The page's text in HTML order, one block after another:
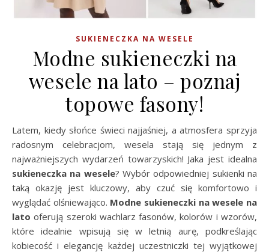
SUKIENECZKA NA WESELE
Modne sukieneczki na
wesele na lato – poznaj
topowe fasony!
Latem, kiedy słońce świeci najjaśniej, a atmosfera sprzyja
radosnym celebracjom, wesela stają się jednym z
najważniejszych wydarzeń towarzyskich! Jaka jest idealna
sukieneczka na wesele? Wybór odpowiedniej sukienki na
taką okazję jest kluczowy, aby czuć się komfortowo i
wyglądać olśniewająco. Modne sukieneczki na wesele na
lato oferują szeroki wachlarz fasonów, kolorów i wzorów,
które idealnie wpisują się w letnią aurę, podkreślając
kobiecość i elegancję każdej uczestniczki tej wyjątkowej